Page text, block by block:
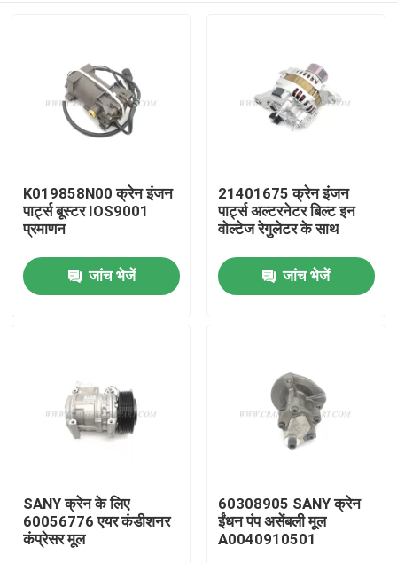
हमारे बारे में
फैक्टरी यात्रा
गुणवत्ता नियंत्रण
K019858N00 क्रेन इंजन
पार्ट्स बूस्टर IOS9001
प्रमाणन
जांच भेजें
21401675 क्रेन इंजन
पार्ट्स अल्टरनेटर बिल्ट इन
वोल्टेज रेगुलेटर के साथ
जांच भेजें
SANY क्रेन के लिए
60056776 एयर कंडीशनर
कंप्रेसर मूल
60308905 SANY क्रेन
ईंधन पंप असेंबली मूल
A0040910501